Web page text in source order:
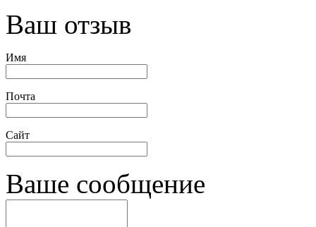
Ваш отзыв
Имя
Почта
Сайт
Ваше сообщение